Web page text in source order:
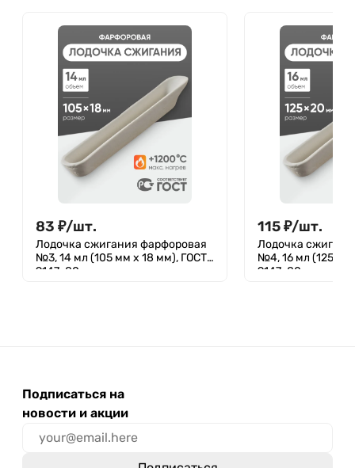
83 ₽/шт.
Лодочка сжигания фарфоровая
№3, 14 мл (105 мм х 18 мм), ГОСТ
9147-80
115₽/шт.
Лодочка
№4, 16 мл (125 мм
9147-80
Подписаться на
новости и акции